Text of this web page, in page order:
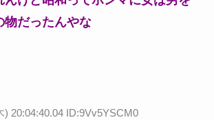
物だったんやな
) 20:04:40.04 ID:9Vv5YSCM0